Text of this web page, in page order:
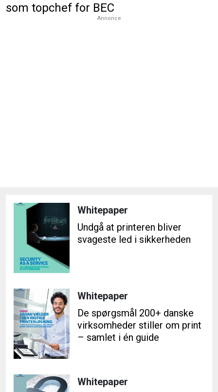
som topchef for BEC
Annonce
Whitepaper
Undgå at printeren bliver
svageste led i sikkerheden
Whitepaper
De spørgsmål 200+ danske
virksomheder stiller om print
– samlet i én guide
Whitepaper